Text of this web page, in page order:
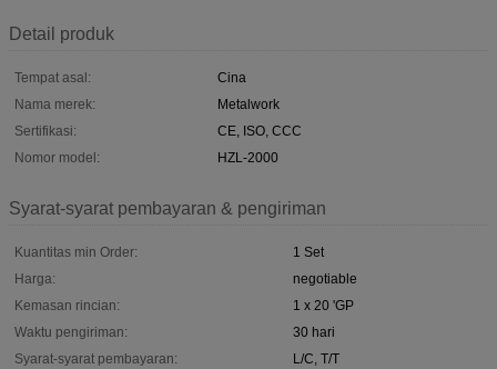
Detail produk
Tempat asal:
Cina
Nama merek:
Metalwork
Sertifikasi:
CE, ISO, CCC
Nomor model:
HZL-2000
Syarat-syarat pembayaran & pengiriman
Kuantitas min Order:
1 Set
Harga:
negotiable
Kemasan rincian:
1 x 20 'GP
Waktu pengiriman:
30 hari
Syarat-syarat pembayaran:
L/C, T/T